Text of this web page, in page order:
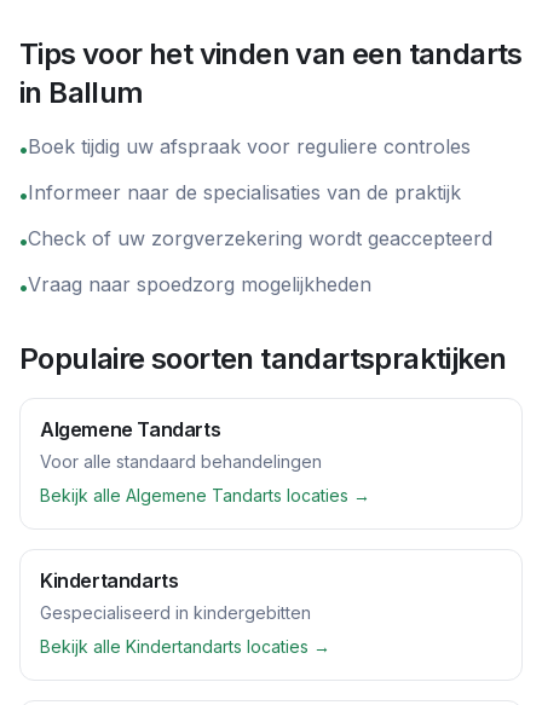
Tips voor het vinden van een tandarts
in Ballum
•Boek tijdig uw afspraak voor reguliere controles
•Informeer naar de specialisaties van de praktijk
•Check of uw zorgverzekering wordt geaccepteerd
•Vraag naar spoedzorg mogelijkheden
Populaire soorten tandartspraktijken
Algemene Tandarts
Voor alle standaard behandelingen
Bekijk alle Algemene Tandarts locaties →
Kindertandarts
Gespecialiseerd in kindergebitten
Bekijk alle Kindertandarts locaties →